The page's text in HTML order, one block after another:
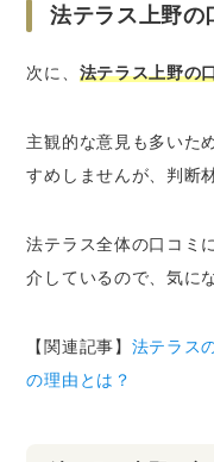
法テラス上野の
次に、 法テラス上野の
主観的な意見も多いた
すめしませんが、判断
法テラス全体の口コミ
介しているので、気に
【関連記事】 法テラス
の理由とは？